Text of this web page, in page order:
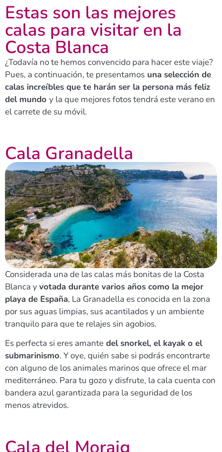
Estas son las mejores
calas para visitar en la
Costa Blanca
¿Todavía no te hemos convencido para hacer este viaje?
Pues, a continuación, te presentamos una selección de
calas increíbles que te harán ser la persona más feliz
del mundo y la que mejores fotos tendrá este verano en
el carrete de su móvil.
Cala Granadella
Considerada una de las calas más bonitas de la Costa
Blanca yvotada durante varios años como la mejor
playa de España, La Granadella es conocida en la zona
por sus aguas limpias, sus acantilados y un ambiente
tranquilo para que te relajes sin agobios.
Es perfecta si eres amante del snorkel, el kayak o el
submarinismo. Y oye, quién sabe si podrás encontrarte
con alguno de los animales marinos que ofrece el mar
mediterráneo. Para tu gozo y disfrute, la cala cuenta con
bandera azul garantizada para la seguridad de los
menos atrevidos.
Cala del Moraig